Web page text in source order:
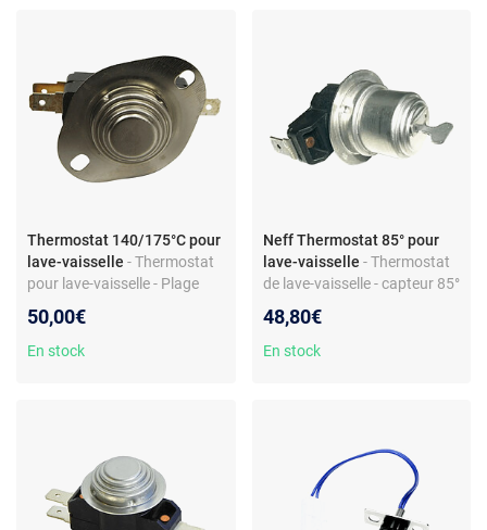
Thermostat 140/175°C pour
lave-vaisselle - Thermostat
pour lave-vaisselle - Plage
multimarques - Métal - Réf.
619843
50,00€
En stock
Neff Thermostat 85° pour
lave-vaisselle - Thermostat
de lave-vaisselle - capteur 85°
rechange compatible Neff -
référence 195306877
48,80€
En stock